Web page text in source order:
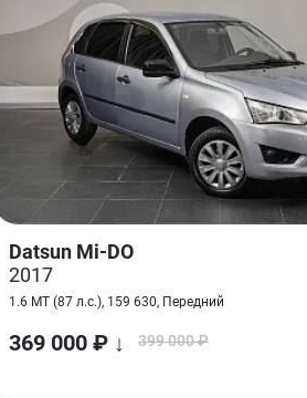
Datsun Mi-DO
2017
1.6 MT (87 л.с.), 159 630, Передний
369 000 ₽ ↓ 399 000 ₽